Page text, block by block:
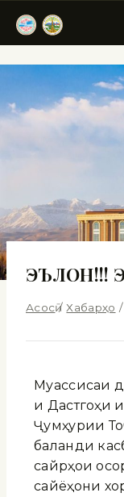
ЭЪЛОН!!!
Асосӣ / Хабарҳо /
Муассисаи
и Дастгоҳи
Ҷумҳурии
баланди
сайрҳои
сайёҳони